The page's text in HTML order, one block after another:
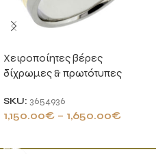
Χειροποίητες βέρες
δίχρωμες & πρωτότυπες
SKU: 3654936
1,150.00€ – 1,650.00€